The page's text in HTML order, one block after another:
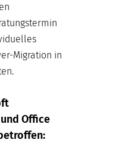
Migration in
Office